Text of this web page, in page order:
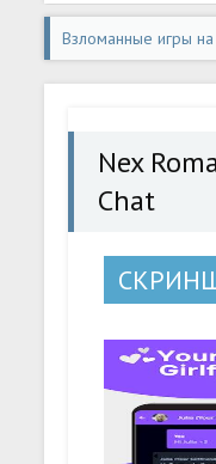
Взломанные игры
Nex Romance Ai
Nex
Chat